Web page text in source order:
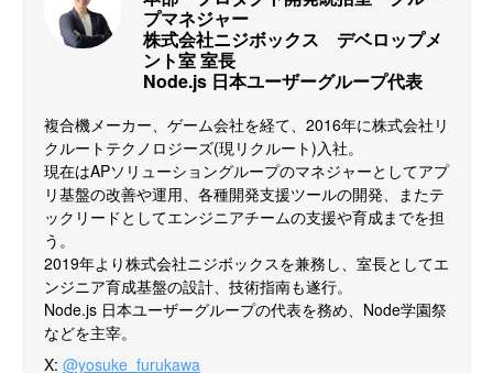
プマネジャー
株式会社ニジボックス　デベロップメ
ント室 室長
Node.js 日本ユーザーグループ代表
複合機メーカー、ゲーム会社を経て、2016年に株式会社リ
クルートテクノロジーズ(現リクルート)入社。
現在はAPソリューショングループのマネジャーとしてアプ
リ基盤の改善や運用、各種開発支援ツールの開発、またテ
ックリードとしてエンジニアチームの支援や育成までを担
う。
2019年より株式会社ニジボックスを兼務し、室長としてエ
ンジニア育成基盤の設計、技術指南も遂行。
Node.js 日本ユーザーグループの代表を務め、Node学園祭
などを主宰。
X: @yosuke_furukawa